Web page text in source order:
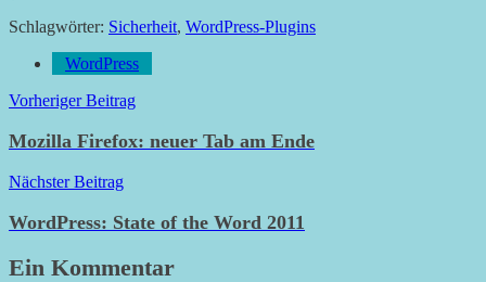
Schlagwörter: Sicherheit, WordPress-Plugins
WordPress
Beitragsnavigation
Vorheriger Beitrag
Mozilla Firefox: neuer Tab am Ende
Nächster Beitrag
WordPress: State of the Word 2011
Ein Kommentar